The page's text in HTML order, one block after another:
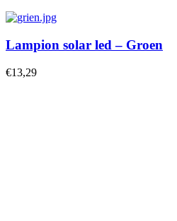
Lampion solar led – Groen
€13,29